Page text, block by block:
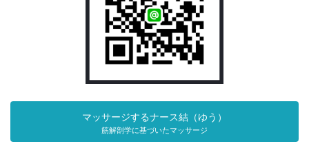
マッサージするナース結（ゆう）
筋解剖学に基づいたマッサージ